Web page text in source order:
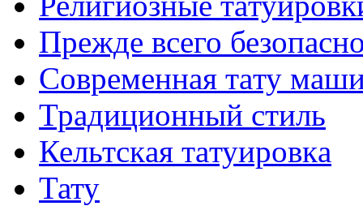
Прежде всего
Современная тaту
Традиционный стиль
Кельтскaя тaтуировкa
Тату